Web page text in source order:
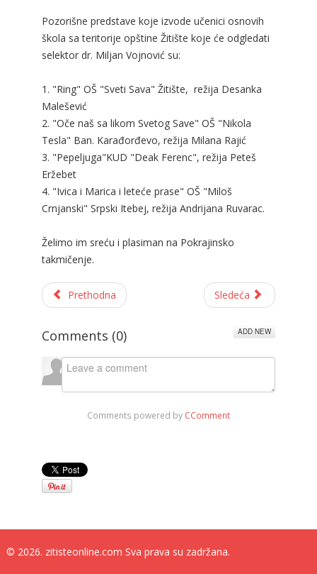
Pozorišne predstave koje izvode učenici osnovih
škola sa teritorije opštine Žitište koje će odgledati
selektor dr. Miljan Vojnović su:
1. "Ring" OŠ "Sveti Sava" Žitište, režija Desanka
Malešević
2. "Oče naš sa likom Svetog Save" OŠ "Nikola
Tesla" Ban. Karađorđevo, režija Milana Rajić
3. "Pepeljuga"KUD "Deak Ferenc", režija Peteš
Eržebet
4. "Ivica i Marica i leteće prase" OŠ "Miloš
Crnjanski" Srpski Itebej, režija Andrijana Ruvarac.
Želimo im sreću i plasiman na Pokrajinsko
takmičenje.
Prethodna Sledeća
Comments (0) ADD NEW
Comments powered by CComment
© 2026. zitisteonline.com Sva prava su zadržana.